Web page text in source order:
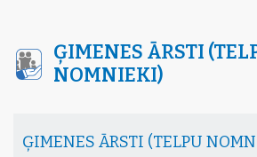
ĢIMENES ĀRSTI
NOMNIEKI)
ĢIMENES ĀRSTI (TELPU